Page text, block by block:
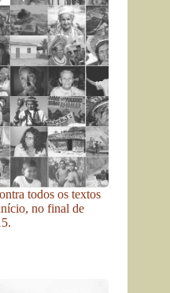
todos os textos
no final de